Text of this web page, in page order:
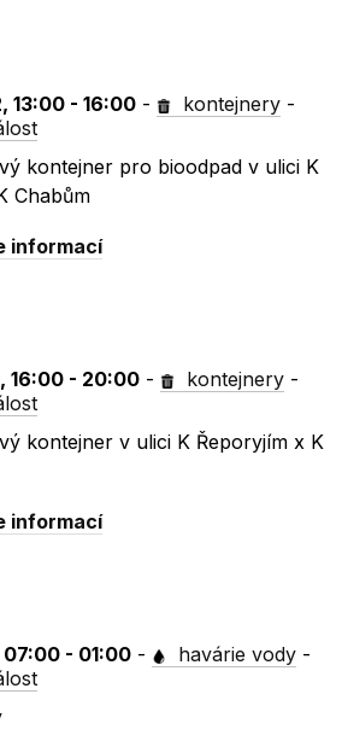
13:00 - 16:00 - kontejnery -
kontejner pro bioodpad v ulici K
Chabům
informací
16:00 - 20:00 - kontejnery -
kontejner v ulici K Řeporyjím x K
informací
07:00 - 01:00 - havárie vody -